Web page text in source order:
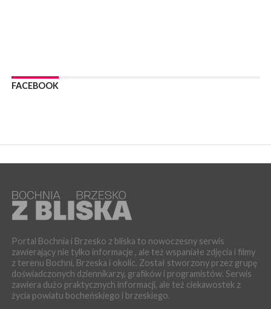
06 sierpnia 2026
POWIAT BRZESKI. W Wytrzyszczce karetka zderzyła się z
LIPNICA MUROWANA. Oddaj krew, pomóż potrzebującym!
KULTURA
Kopalni Soli Bochnia
WYDARZENIA
06 sierpnia 2026
BRZESKO. Lepsze warunki dla strażaków z OSP Okocim!
WYDARZENIA
FACEBOOK
Portal Bochnia i Brzesko z bliska to nowoczesny serwis
zawierający nie tylko informacje , ale też wspaniałe zdjęcia i filmy
z terenu Bochni, Brzeska i okolic. Został stworzony przez grupę
doświadczonych dziennikarzy, grafików i programistów. Serwis
zawiera dużo praktycznych informacji, ale też ciekawostek z
życia powiatu bocheńskiego i brzeskiego.